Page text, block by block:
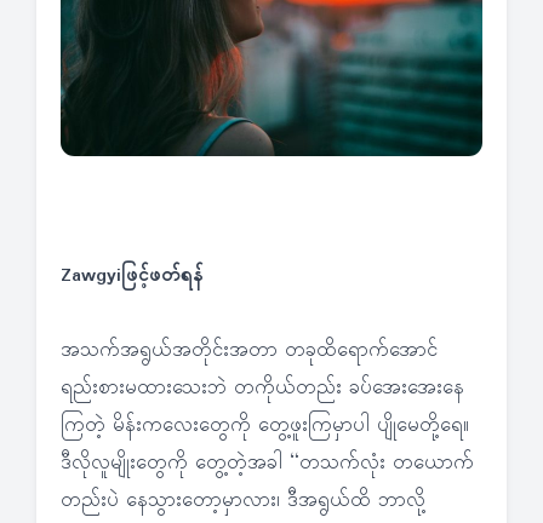
Zawgyiဖြင့်ဖတ်ရန်
အသက်အရွယ်အတိုင်းအတာ တခုထိရောက်အောင်
ရည်းစားမထားသေးဘဲ တကိုယ်တည်း ခပ်အေးအေးနေ
ကြတဲ့ မိန်းကလေးတွေကို တွေ့ဖူးကြမှာပါ ပျိုမေတို့ရေ။
ဒီလိုလူမျိုးတွေကို တွေ့တဲ့အခါ “တသက်လုံး တယောက်
တည်းပဲ နေသွားတော့မှာလား၊ ဒီအရွယ်ထိ ဘာလို့